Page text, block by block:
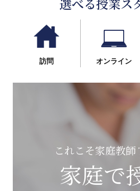
選べる授業ス
訪問 オンライン
これこそ家庭教
家庭で